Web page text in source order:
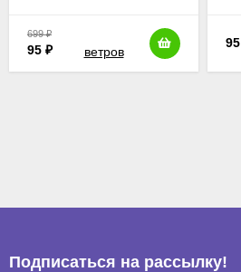
699₽
95 ₽ 95
Подписаться на рассылкy!